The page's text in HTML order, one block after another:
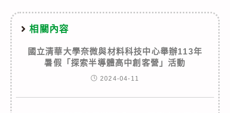
相關內容
國立清華大學奈微與材料科技中心舉辦113年
暑假「探索半導體高中創客營」活動
2024-04-11